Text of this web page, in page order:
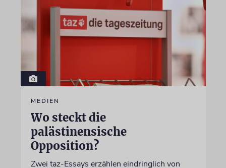
MEDIEN
Wo steckt die
palästinensische
Opposition?
Zwei taz-Essays erzählen eindringlich von